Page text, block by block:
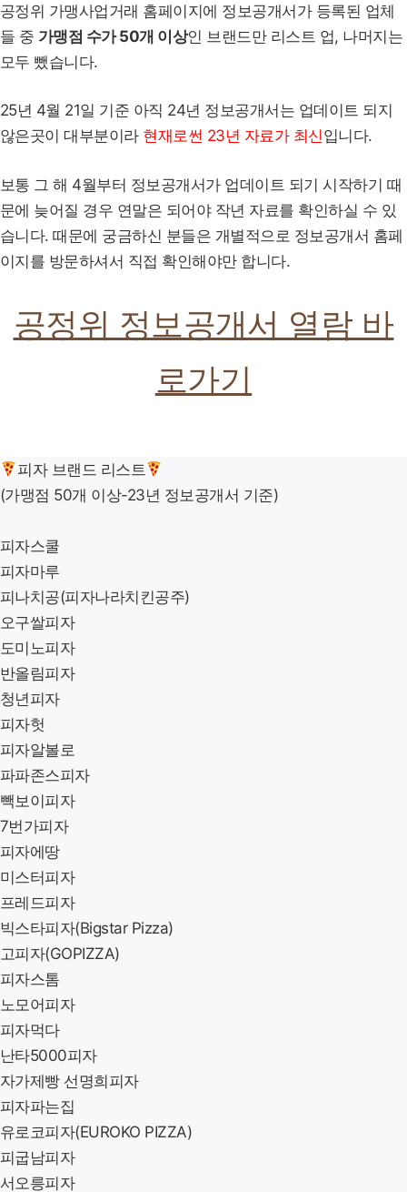
공정위 가맹사업거래 홈페이지에 정보공개서가 등록된 업체
들 중 가맹점 수가 50개 이상인 브랜드만 리스트 업, 나머지는
모두 뺐습니다.
25년 4월 21일 기준 아직 24년 정보공개서는 업데이트 되지
않은곳이 대부분이라 현재로썬 23년 자료가 최신입니다.
보통 그 해 4월부터 정보공개서가 업데이트 되기 시작하기 때
문에 늦어질 경우 연말은 되어야 작년 자료를 확인하실 수 있
습니다. 때문에 궁금하신 분들은 개별적으로 정보공개서 홈페
이지를 방문하셔서 직접 확인해야만 합니다.
공정위 정보공개서 열람 바
로가기
피자 브랜드 리스트
(가맹점 50개 이상-23년 정보공개서 기준)
피자스쿨
피자마루
피나치공(피자나라치킨공주)
오구쌀피자
도미노피자
반올림피자
청년피자
피자헛
피자알볼로
파파존스피자
빽보이피자
7번가피자
피자에땅
미스터피자
프레드피자
빅스타피자(Bigstar Pizza)
고피자(GOPIZZA)
피자스톰
노모어피자
피자먹다
난타5000피자
자가제빵 선명희피자
피자파는집
유로코피자(EUROKO PIZZA)
피굽남피자
서오릉피자